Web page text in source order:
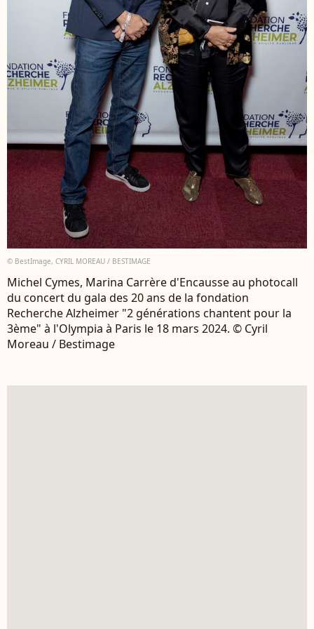
© BestImage, CYRIL MOREAU / BESTIMAGE
Michel Cymes, Marina Carrère d'Encausse au photocall
du concert du gala des 20 ans de la fondation
Recherche Alzheimer "2 générations chantent pour la
3ème" à l'Olympia à Paris le 18 mars 2024. © Cyril
Moreau / Bestimage